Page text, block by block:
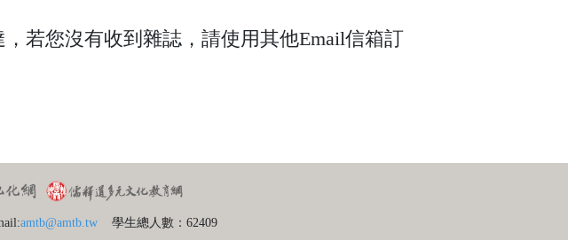
若您沒有收到雜誌，請使用其他Email信箱訂
amtb@amtb.tw 學生總人數：62409